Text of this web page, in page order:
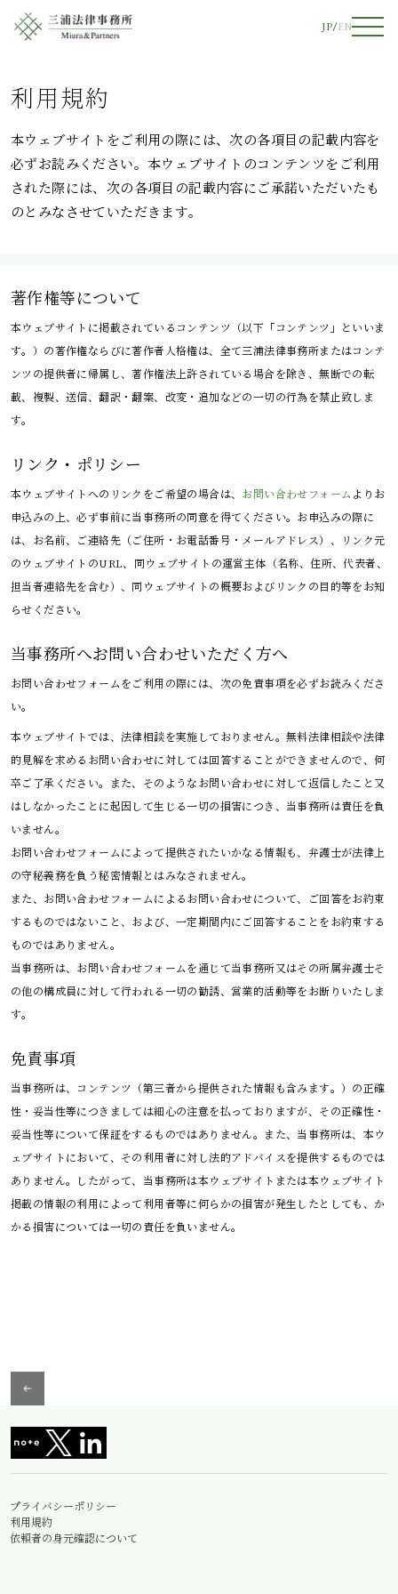
JP EN
利用規約
本ウェブサイトをご利用の際には、次の各項目の記載内容を
必ずお読みください。本ウェブサイトのコンテンツをご利用
された際には、次の各項目の記載内容にご承諾いただいたも
のとみなさせていただきます。
著作権等について
本ウェブサイトに掲載されているコンテンツ（以下「コンテンツ」といいま
す。）の著作権ならびに著作者人格権は、全て三浦法律事務所またはコンテ
ンツの提供者に帰属し、著作権法上許されている場合を除き、無断での転
載、複製、送信、翻訳・翻案、改変・追加などの一切の行為を禁止致しま
す。
リンク・ポリシー
本ウェブサイトへのリンクをご希望の場合は、 お問い合わせフォーム よりお
申込みの上、必ず事前に当事務所の同意を得てください。お申込みの際に
は、お名前、ご連絡先（ご住所・お電話番号・メールアドレス）、リンク元
のウェブサイトのURL、同ウェブサイトの運営主体（名称、住所、代表者、
担当者連絡先を含む）、同ウェブサイトの概要およびリンクの目的等をお知
らせください。
当事務所へお問い合わせいただく方へ
お問い合わせフォームをご利用の際には、次の免責事項を必ずお読みくださ
い。
本ウェブサイトでは、法律相談を実施しておりません。無料法律相談や法律
的見解を求めるお問い合わせに対しては回答することができませんので、何
卒ご了承ください。また、そのようなお問い合わせに対して返信したこと又
はしなかったことに起因して生じる一切の損害につき、当事務所は責任を負
いません。
お問い合わせフォームによって提供されたいかなる情報も、弁護士が法律上
の守秘義務を負う秘密情報とはみなされません。
また、お問い合わせフォームによるお問い合わせについて、ご回答をお約束
するものではないこと、および、一定期間内にご回答することをお約束する
ものではありません。
当事務所は、お問い合わせフォームを通じて当事務所又はその所属弁護士そ
の他の構成員に対して行われる一切の勧誘、営業的活動等をお断りいたしま
す。
免責事項
当事務所は、コンテンツ（第三者から提供された情報も含みます。）の正確
性・妥当性等につきましては細心の注意を払っておりますが、その正確性・
妥当性等について保証をするものではありません。また、当事務所は、本ウ
ェブサイトにおいて、その利用者に対し法的アドバイスを提供するものでは
ありません。したがって、当事務所は本ウェブサイトまたは本ウェブサイト
掲載の情報の利用によって利用者等に何らかの損害が発生したとしても、か
かる損害については一切の責任を負いません。
プライバシーポリシー
利用規約
依頼者の身元確認について